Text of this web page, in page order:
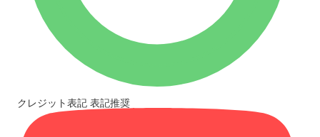
クレジット表記 表記推奨